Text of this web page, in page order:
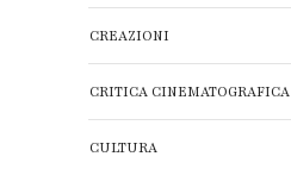
CREAZIONI
CRITICA CINEMATOGRAFICA
CULTURA